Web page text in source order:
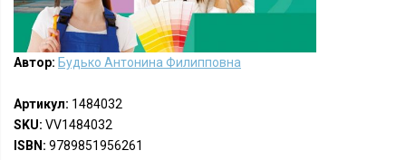
Автор: Будько Антонина Филипповна
Артикул: 1484032
SKU: VV1484032
ISBN: 9789851956261